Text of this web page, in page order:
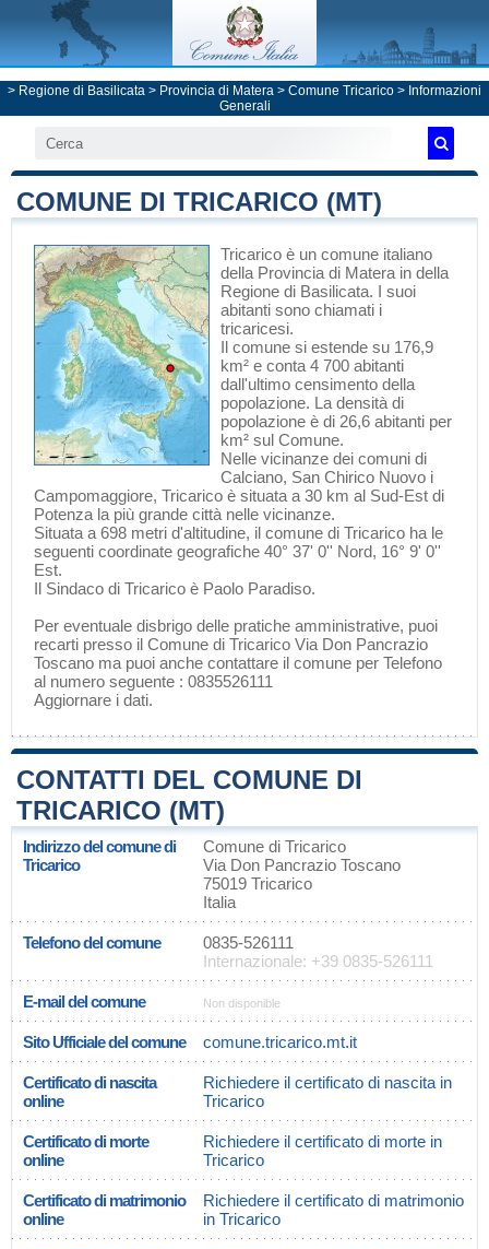
> Regione di Basilicata > Provincia di Matera > Comune Tricarico > Informazioni
Generali
COMUNE DI TRICARICO (MT)
Tricarico è un comune italiano
della Provincia di Matera in della
Regione di Basilicata. I suoi
abitanti sono chiamati i
tricaricesi.
Il comune si estende su 176,9
km² e conta 4 700 abitanti
dall'ultimo censimento della
popolazione. La densità di
popolazione è di 26,6 abitanti per
km² sul Comune.
Nelle vicinanze dei comuni di
Calciano, San Chirico Nuovo i
Campomaggiore, Tricarico è situata a 30 km al Sud-Est di
Potenza la più grande città nelle vicinanze.
Situata a 698 metri d'altitudine, il comune di Tricarico ha le
seguenti coordinate geografiche 40° 37' 0'' Nord, 16° 9' 0''
Est.
Il Sindaco di Tricarico è Paolo Paradiso.
Per eventuale disbrigo delle pratiche amministrative, puoi
recarti presso il Comune di Tricarico Via Don Pancrazio
Toscano ma puoi anche contattare il comune per Telefono
al numero seguente : 0835526111
Aggiornare i dati.
CONTATTI DEL COMUNE DI
TRICARICO (MT)
Indirizzo del comune di
Tricarico
Comune di Tricarico
Via Don Pancrazio Toscano
75019 Tricarico
Italia
Telefono del comune
0835-526111
Internazionale: +39 0835-526111
E-mail del comune Non disponible
Sito Ufficiale del comune comune.tricarico.mt.it
Certificato di nascita
online
Richiedere il certificato di nascita in
Tricarico
Certificato di morte
online
Richiedere il certificato di morte in
Tricarico
Certificato di matrimonio
online
Richiedere il certificato di matrimonio
in Tricarico